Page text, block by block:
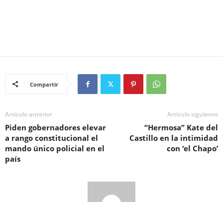
Compartir
Artículo anterior
Piden gobernadores elevar
a rango constitucional el
mando único policial en el
país
Artículo siguiente
“Hermosa” Kate del
Castillo en la intimidad
con ‘el Chapo’